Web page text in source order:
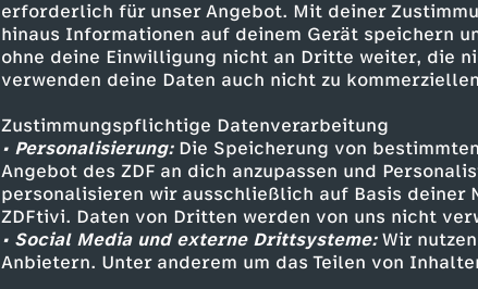
erforderlich für unser Angebot. Mit deiner
hinaus Informationen auf deinem Gerät speichern
ohne deine Einwilligung nicht an Dritte weiter, die
verwenden deine Daten auch nicht zu
Zustimmungspflichtige Datenverarbeitung
• Personalisierung:Die Speicherung von
Angebot des ZDF an dich anzupassen und
personalisieren wir ausschließlich auf Basis deiner
ZDFtivi. Daten von Dritten werden von uns nicht
• Social Media und externe Drittsysteme:Wir
Anbietern. Unter anderem um das Teilen von
Auf der Suche nach dem geeigneten
Bootswerft auf Juniorchefin Meike. Sie
Ähnliche Inhalte entdecken
Bildung Magazin entspannend
FSK 0
Löwenzahn mit Fritz Fuchs